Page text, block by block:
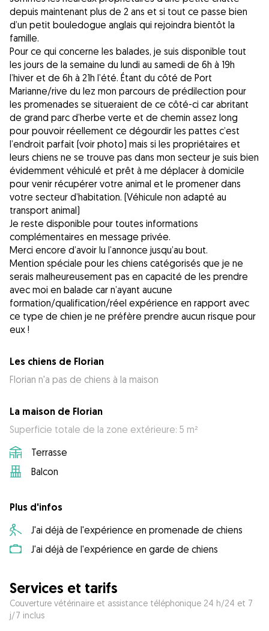
depuis maintenant plus de 2 ans et si tout ce passe bien
d’un petit bouledogue anglais qui rejoindra bientôt la
famille.
Pour ce qui concerne les balades, je suis disponible tout
les jours de la semaine du lundi au samedi de 6h à 19h
l’hiver et de 6h à 21h l’été. Étant du côté de Port
Marianne/rive du lez mon parcours de prédilection pour
les promenades se situeraient de ce côté-ci car abritant
de grand parc d’herbe verte et de chemin assez long
pour pouvoir réellement ce dégourdir les pattes c’est
l’endroit parfait (voir photo) mais si les propriétaires et
leurs chiens ne se trouve pas dans mon secteur je suis bien
évidemment véhiculé et prêt à me déplacer à domicile
pour venir récupérer votre animal et le promener dans
votre secteur d’habitation. (Véhicule non adapté au
transport animal)
Je reste disponible pour toutes informations
complémentaires en message privée.
Merci encore d’avoir lu l’annonce jusqu’au bout.
Mention spéciale pour les chiens catégorisés que je ne
serais malheureusement pas en capacité de les prendre
avec moi en balade car n’ayant aucune
formation/qualification/réel expérience en rapport avec
ce type de chien je ne préfère prendre aucun risque pour
eux !
Les chiens de Florian
Florian n'a pas de chiens à la maison
La maison de Florian
Superficie totale de la zone extérieure: 5 m²
Terrasse
Balcon
Plus d'infos
J'ai déjà de l'expérience en promenade de chiens
J'ai déjà de l'expérience en garde de chiens
Services et tarifs
Couverture vétérinaire et assistance téléphonique 24 h/24 et 7
j/7 inclus